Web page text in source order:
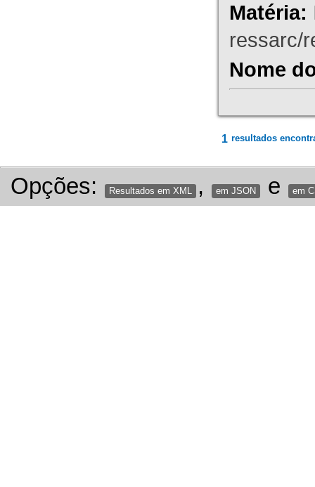
Matéria:
ressarc/
Nome
1 resultados
Opções: Resultados em XML , em JSON e em